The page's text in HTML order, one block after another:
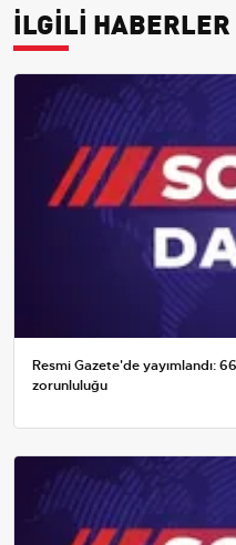
İLGİLİ HABERLER
Resmi Gazete'de yayımlandı:
zorunluluğu